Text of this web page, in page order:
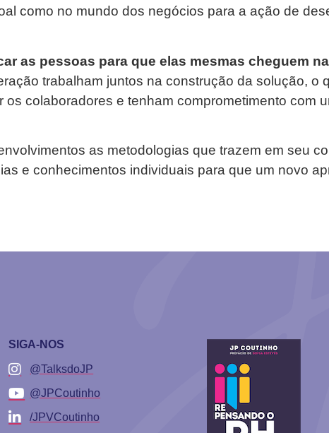
como no mundo dos negócios para a ação de
as pessoas para que elas mesmas cheguem
trabalham juntos na construção da solução, o
colaboradores e tenham comprometimento com
as metodologias que trazem em seu
e conhecimentos individuais para que um novo
SIGA-NOS
@TalksdoJP
@JPCoutinho
/JPVCoutinho